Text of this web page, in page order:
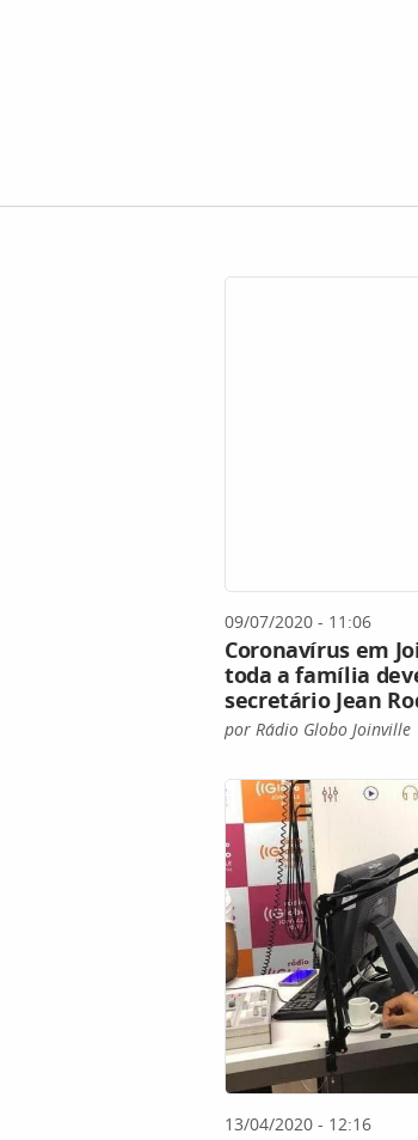
09/07/2020 - 11:06
Coronavírus em
toda a família
secretário Jean
por Rádio Globo Joinville
13/04/2020 - 12:16